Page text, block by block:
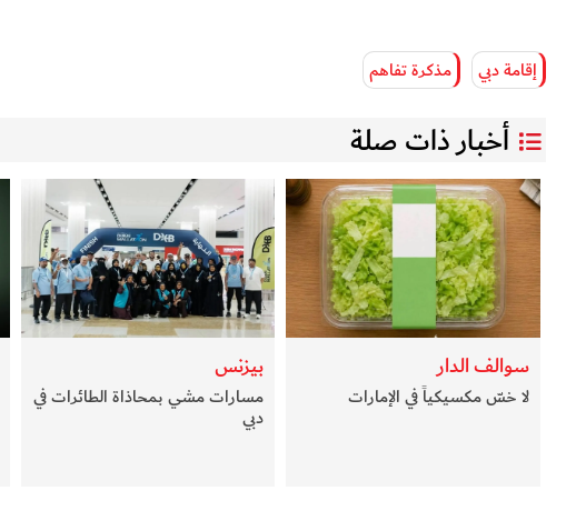
إقامة دبي مذكرة تفاهم
أخبار ذات صلة
سوالف الدار
لا خسّ مكسيكياً في الإمارات
بيزنس
مسارات مشي بمحاذاة الطائرات في
دبي